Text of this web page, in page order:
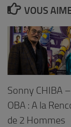
VOUS
Sonny CHIBA
OBA : A la
de 2 Hommes